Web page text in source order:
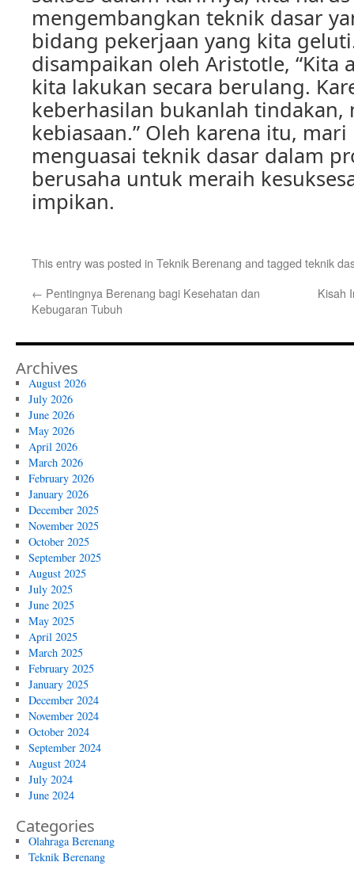
mengembangkan teknik dasar
bidang pekerjaan yang kita
disampaikan oleh Aristotle, “Kita
kita lakukan secara berulang.
keberhasilan bukanlah tindakan,
kebiasaan.” Oleh karena itu,
menguasai teknik dasar dalam
berusaha untuk meraih
impikan.
This entry was posted in Teknik Berenang and tagged teknik
← Pentingnya Berenang bagi Kesehatan dan
Kebugaran Tubuh
Kisah
Archives
August 2026
July 2026
June 2026
May 2026
April 2026
March 2026
February 2026
January 2026
December 2025
November 2025
October 2025
September 2025
August 2025
July 2025
June 2025
May 2025
April 2025
March 2025
February 2025
January 2025
December 2024
November 2024
October 2024
September 2024
August 2024
July 2024
June 2024
Categories
Olahraga Berenang
Teknik Berenang